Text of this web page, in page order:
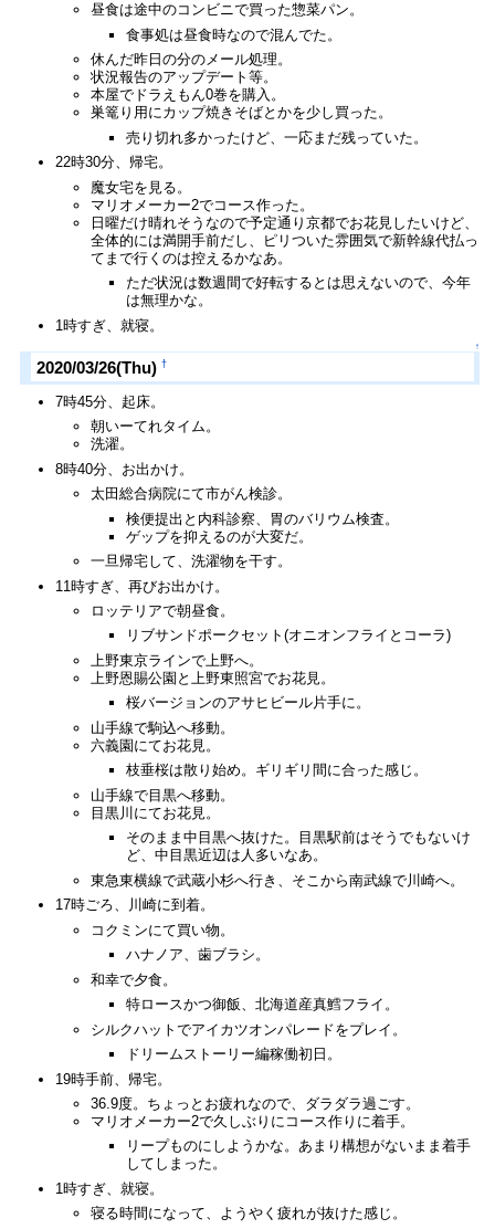
昼食は途中のコンビニで買った惣菜パン。
食事処は昼食時なので混んでた。
休んだ昨日の分のメール処理。
状況報告のアップデート等。
本屋でドラえもん0巻を購入。
巣篭り用にカップ焼きそばとかを少し買った。
売り切れ多かったけど、一応まだ残っていた。
22時30分、帰宅。
魔女宅を見る。
マリオメーカー2でコース作った。
日曜だけ晴れそうなので予定通り京都でお花見したいけど、
全体的には満開手前だし、ピリついた雰囲気で新幹線代払っ
てまで行くのは控えるかなあ。
ただ状況は数週間で好転するとは思えないので、今年
は無理かな。
1時すぎ、就寝。
↑
2020/03/26(Thu) †
7時45分、起床。
朝いーてれタイム。
洗濯。
8時40分、お出かけ。
太田総合病院にて市がん検診。
検便提出と内科診察、胃のバリウム検査。
ゲップを抑えるのが大変だ。
一旦帰宅して、洗濯物を干す。
11時すぎ、再びお出かけ。
ロッテリアで朝昼食。
リブサンドポークセット(オニオンフライとコーラ)
上野東京ラインで上野へ。
上野恩賜公園と上野東照宮でお花見。
桜バージョンのアサヒビール片手に。
山手線で駒込へ移動。
六義園にてお花見。
枝垂桜は散り始め。ギリギリ間に合った感じ。
山手線で目黒へ移動。
目黒川にてお花見。
そのまま中目黒へ抜けた。目黒駅前はそうでもないけ
ど、中目黒近辺は人多いなあ。
東急東横線で武蔵小杉へ行き、そこから南武線で川崎へ。
17時ごろ、川崎に到着。
コクミンにて買い物。
ハナノア、歯ブラシ。
和幸で夕食。
特ロースかつ御飯、北海道産真鱈フライ。
シルクハットでアイカツオンパレードをプレイ。
ドリームストーリー編稼働初日。
19時手前、帰宅。
36.9度。ちょっとお疲れなので、ダラダラ過ごす。
マリオメーカー2で久しぶりにコース作りに着手。
リープものにしようかな。あまり構想がないまま着手
してしまった。
1時すぎ、就寝。
寝る時間になって、ようやく疲れが抜けた感じ。